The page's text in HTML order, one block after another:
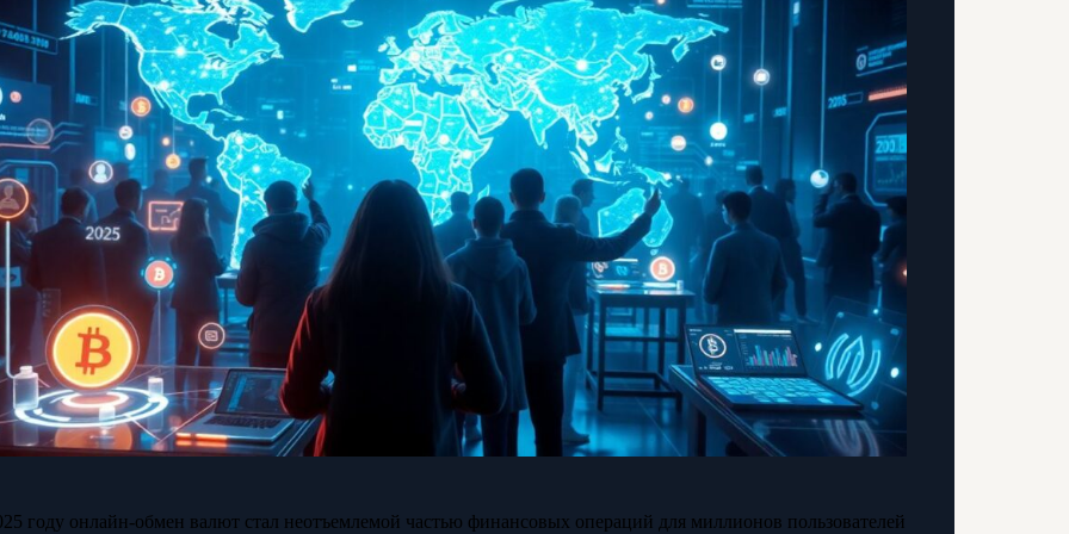
году онлайн-обмен валют стал неотъемлемой частью финансовых операций для миллионов пользователей